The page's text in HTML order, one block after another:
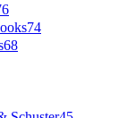
74
68